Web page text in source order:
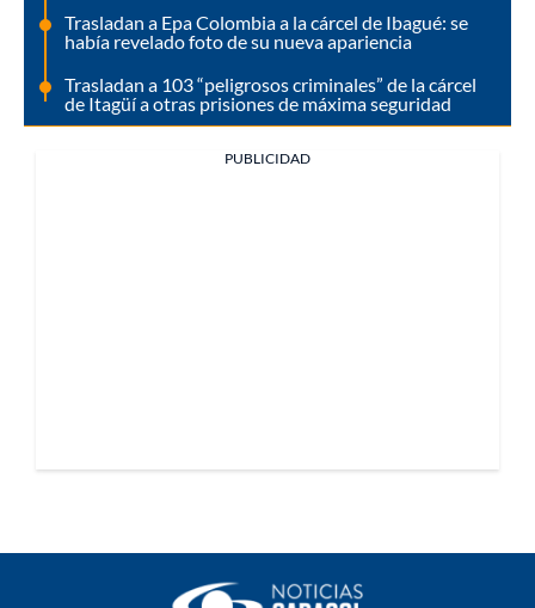
Trasladan a Epa Colombia a la cárcel de Ibagué: se
había revelado foto de su nueva apariencia
Trasladan a 103 “peligrosos criminales” de la cárcel
de Itagüí a otras prisiones de máxima seguridad
PUBLICIDAD